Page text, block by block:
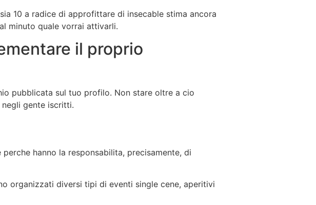
10 a radice di approfittare di insecable stima ancora
minuto quale vorrai attivarli.
il proprio
pubblicata sul tuo profilo. Non stare oltre a cio
gente iscritti.
hanno la responsabilita, precisamente, di
organizzati diversi tipi di eventi single cene, aperitivi